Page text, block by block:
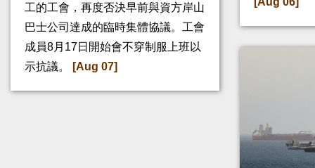
工的工會，再度否決早前與資方岸山
巴士公司達成的臨時集體協議。工會
成員8月17日開始會不穿制服上班以
示抗議。
[Aug 07]